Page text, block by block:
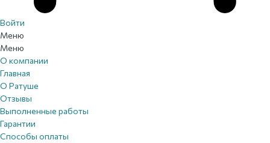
Войти
Меню
Меню
О компании
Главная
О Ратуше
Отзывы
Выполненные работы
Гарантии
Способы оплаты